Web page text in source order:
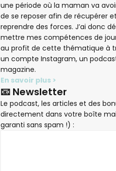
une période où la maman va
de se reposer afin de récupérer et
reprendre des forces. J’ai donc
mettre mes compétences de
au profit de cette thématique à
un compte Instagram, un
magazine.
En savoir plus >
📧 Newsletter
Le podcast, les articles et des
directement dans votre boîte
garanti sans spam !) :